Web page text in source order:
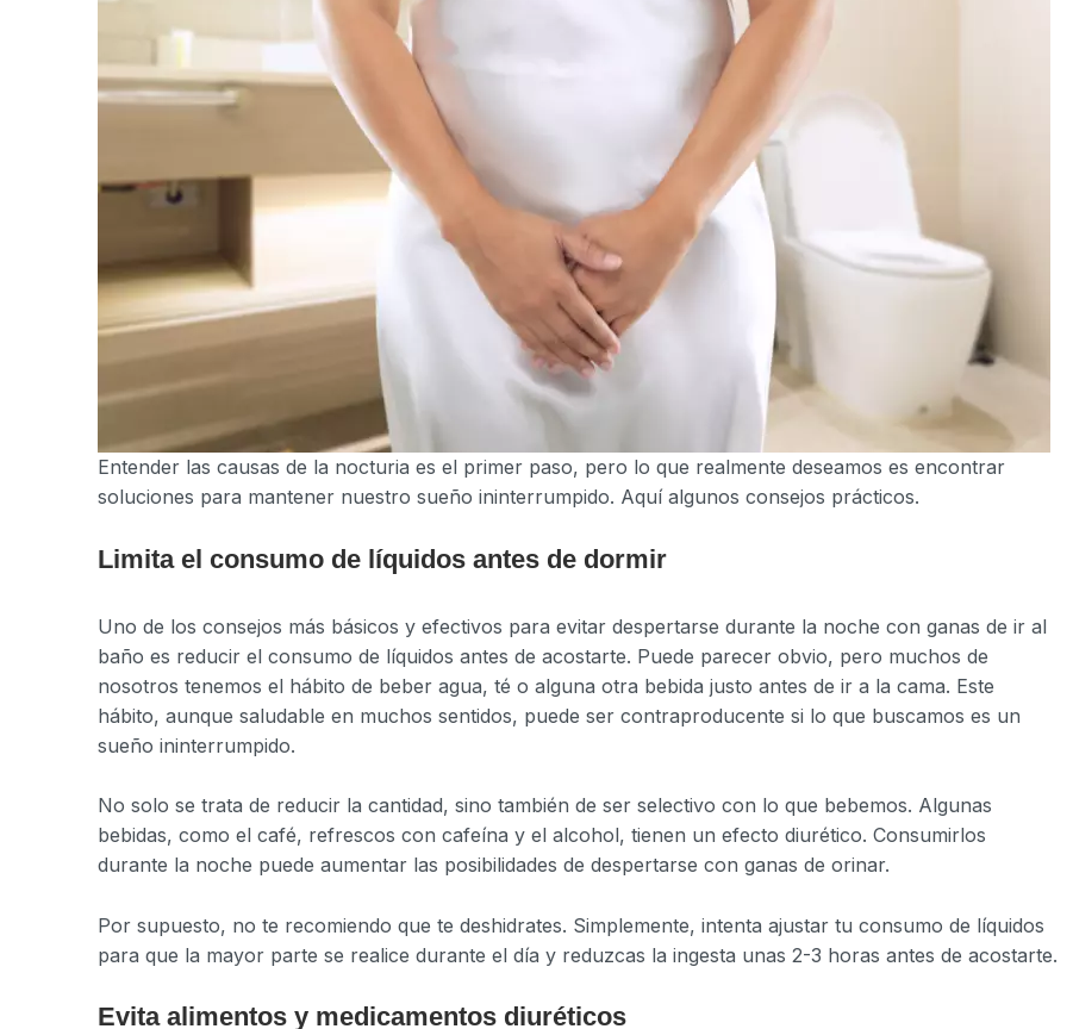
Entender las causas de la nocturia es el primer paso, pero lo que realmente deseamos es encontrar
soluciones para mantener nuestro sueño ininterrumpido. Aquí algunos consejos prácticos.
Limita el consumo de líquidos antes de dormir
Uno de los consejos más básicos y efectivos para evitar despertarse durante la noche con ganas de ir al
baño es reducir el consumo de líquidos antes de acostarte. Puede parecer obvio, pero muchos de
nosotros tenemos el hábito de beber agua, té o alguna otra bebida justo antes de ir a la cama. Este
hábito, aunque saludable en muchos sentidos, puede ser contraproducente si lo que buscamos es un
sueño ininterrumpido.
No solo se trata de reducir la cantidad, sino también de ser selectivo con lo que bebemos. Algunas
bebidas, como el café, refrescos con cafeína y el alcohol, tienen un efecto diurético. Consumirlos
durante la noche puede aumentar las posibilidades de despertarse con ganas de orinar.
Por supuesto, no te recomiendo que te deshidrates. Simplemente, intenta ajustar tu consumo de líquidos
para que la mayor parte se realice durante el día y reduzcas la ingesta unas 2-3 horas antes de acostarte.
Evita alimentos y medicamentos diuréticos